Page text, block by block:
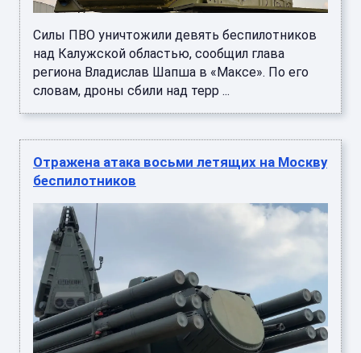
Силы ПВО уничтожили девять беспилотников
над Калужской областью, сообщил глава
региона Владислав Шапша в «Максе». По его
словам, дроны сбили над терр ...
Отражена атака восьми летящих на Москву
беспилотников